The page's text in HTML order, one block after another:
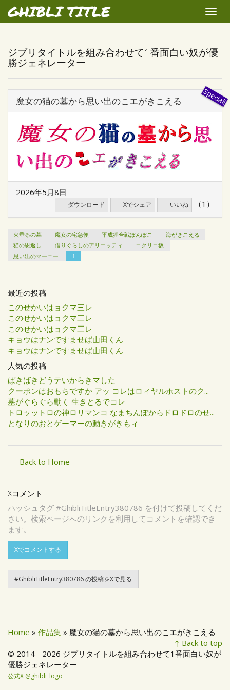
GHIBLI TITLE
Toggle
ジブリタイトルを組み合わせて1番面白い奴が優
勝ジェネレーター
魔女の猫の墓から思い出のこエがきこえる
2026年5月8日
ダウンロード Xでシェア いいね （1）
火垂るの墓 魔女の宅急便 平成狸合戦ぽんぽこ
海がきこえる
猫の恩返し
借りぐらしのアリエッティ
コクリコ坂
思い出のマーニー
1
最近の投稿
このせかいはョクマ三レ
このせかいはョクマ三レ
このせかいはョクマ三レ
キョウはナンですませば山田くん
キョウはナンですませば山田くん
人気の投稿
ばきばきどうテいからきマした
クーポンはおもちですか アッ コレはロィヤルホストのク...
墓がぐらぐら動く 生きとるでコレ
トロッットロの神ロリマンコ なまちんぽからドロドロのせ...
となりのおとゲーマーの動きがきもィ
Back to Home
Xコメント
ハッシュタグ #GhibliTitleEntry380786 を付けて投稿してくだ
さい。検索ページへのリンクを利用してコメントを確認でき
ます。
Xでコメントする
#GhibliTitleEntry380786 の投稿をXで見る
Home » 作品集 » 魔女の猫の墓から思い出のこエがきこえる
↑ Back to top
© 2014 - 2026 ジブリタイトルを組み合わせて1番面白い奴が
優勝ジェネレーター
公式X @ghibli_logo